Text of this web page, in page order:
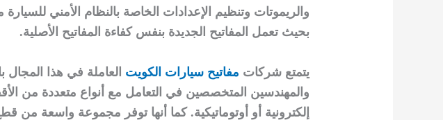
والريموتات وتنظيم الإعدادات الخاصة بالنظام الأمني
بحيث تعمل المفاتيح الجديدة بنفس كفاءة المفاتيح الأصلية.
يتمتع شركات مفاتيح سيارات الكويت العاملة في هذا المجال
والمهندسين المتخصصين في التعامل مع أنواع متعددة من
إلكترونية أو أوتوماتيكية. كما أنها توفر مجموعة واسعة من